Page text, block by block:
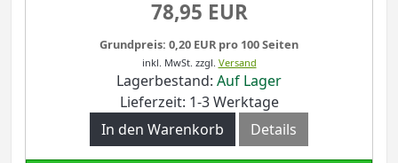
78,95 EUR
Grundpreis: 0,20 EUR pro 100 Seiten
inkl. MwSt. zzgl. Versand
Lagerbestand: Auf Lager
Lieferzeit: 1-3 Werktage
In den Warenkorb
Details